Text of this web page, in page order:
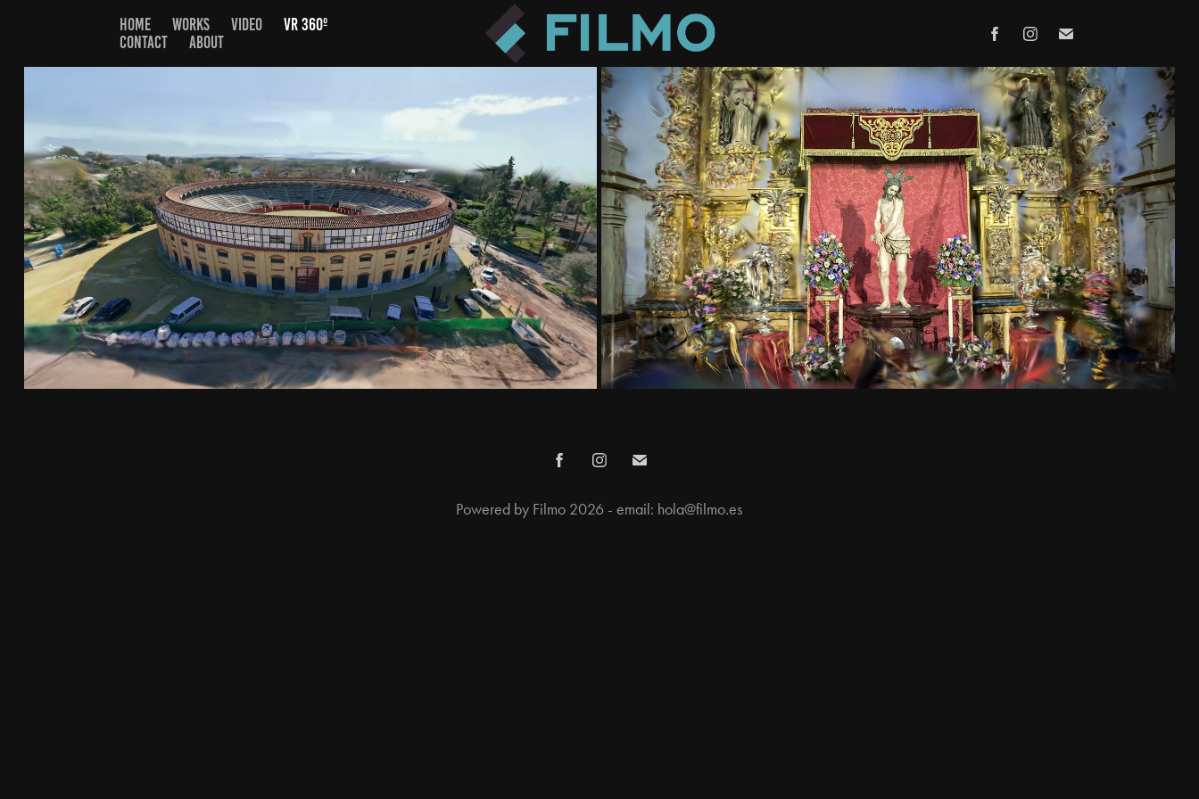
HOME WORKS VIDEO
VR 360º
CONTACT
ABOUT
MONUMENTOS
2026
ESCANEADOS 3DGS - PASO AZUL
2026
Cada escena es una fotografía que puedes explorar en tres dimensiones.
Powered by Filmo 2026 - email: hola@filmo.es